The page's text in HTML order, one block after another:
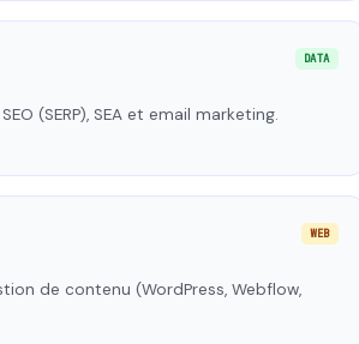
DATA
(SERP), SEA et email marketing.
WEB
de contenu (WordPress, Webflow,